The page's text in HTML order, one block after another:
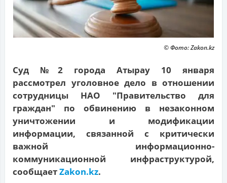
© Фото: Zakon.kz
Суд №2 города Атырау 10 января
рассмотрел уголовное дело в отношении
сотрудницы НАО "Правительство для
граждан" по обвинению в незаконном
уничтожении и модификации
информации, связанной с критически
важной информационно-
коммуникационной инфраструктурой,
сообщаетZakon.kz.